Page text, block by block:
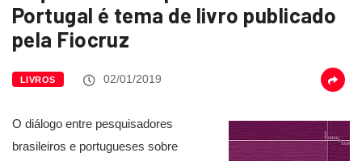
Portugal é tema de livro publicado
pela Fiocruz
LIVROS 02/01/2019
O diálogo entre pesquisadores
brasileiros e portugueses sobre